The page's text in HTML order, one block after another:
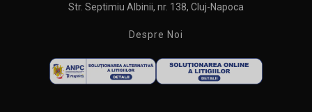
Str. Septimiu Albinii, nr. 138, Cluj-Napoca
Despre Noi